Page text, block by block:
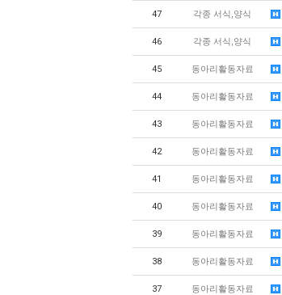
47 각종 서식,양식
46 각종 서식,양식
45 동아리활동자료
44 동아리활동자료
43 동아리활동자료
42 동아리활동자료
41 동아리활동자료
40 동아리활동자료
39 동아리활동자료
38 동아리활동자료
37 동아리활동자료